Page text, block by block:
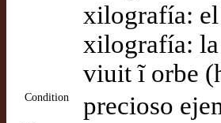
xilografía: el
xilografía:
viuit ĩ orbe
Condition precioso